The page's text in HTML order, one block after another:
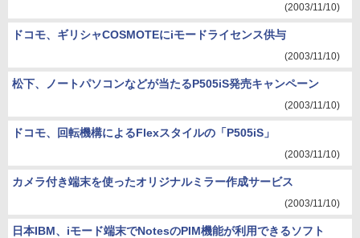
(2003/11/10)
ドコモ、ギリシャCOSMOTEにiモードライセンス供与
(2003/11/10)
松下、ノートパソコンなどが当たるP505iS発売キャンペーン
(2003/11/10)
ドコモ、回転機構によるFlexスタイルの「P505iS」
(2003/11/10)
カメラ付き端末を使ったオリジナルミラー作成サービス
(2003/11/10)
日本IBM、iモード端末でNotesのPIM機能が利用できるソフト